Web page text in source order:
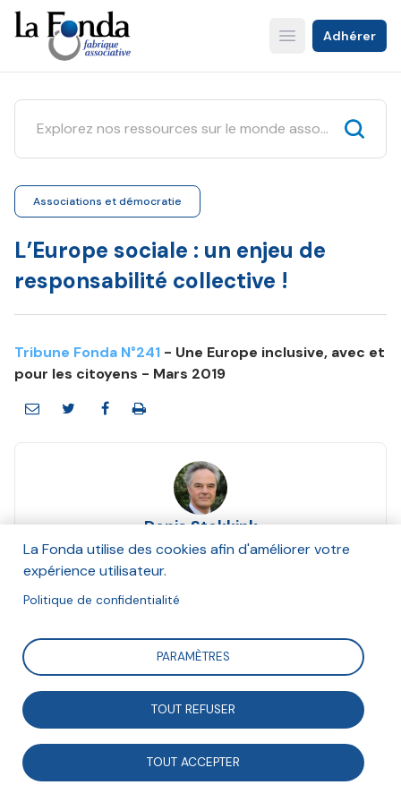
Aller
au
contenu
principal
Open main menu
Adhérer
Associations et démocratie
L’Europe sociale : un enjeu de
responsabilité collective !
Tribune Fonda N°241 - Une Europe inclusive, avec et
pour les citoyens - Mars 2019
Denis Stokkink
Mars 2019
Avec le socle européen des droits sociaux, approuvé
en novembre 2017, l’Union européenne affiche la
volonté de remettre à son agenda les questions
sociales. Une démarche nécessaire dans un contexte
d’accroissement des crises sociales et des
La Fonda utilise des cookies afin d'améliorer votre
expérience utilisateur.
Politique de confidentialité
PARAMÈTRES
TOUT REFUSER
TOUT ACCEPTER